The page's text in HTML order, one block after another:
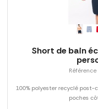
Short de bain
100% polyester recyclé post-
poches